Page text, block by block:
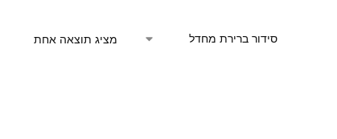
מציג תוצאה אחת